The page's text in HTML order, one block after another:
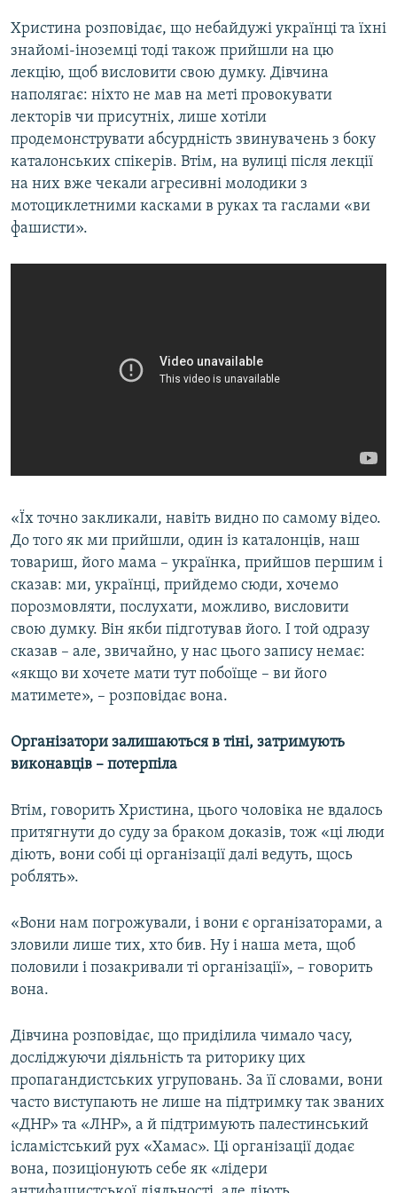
Христина розповідає, що небайдужі українці та їхні
знайомі-іноземці тоді також прийшли на цю
лекцію, щоб висловити свою думку. Дівчина
наполягає: ніхто не мав на меті провокувати
лекторів чи присутніх, лише хотіли
продемонструвати абсурдність звинувачень з боку
каталонських спікерів. Втім, на вулиці після лекції
на них вже чекали агресивні молодики з
мотоциклетними касками в руках та гаслами «ви
фашисти».
«Їх точно закликали, навіть видно по самому відео.
До того як ми прийшли, один із каталонців, наш
товариш, його мама – українка, прийшов першим і
сказав: ми, українці, прийдемо сюди, хочемо
порозмовляти, послухати, можливо, висловити
свою думку. Він якби підготував його. І той одразу
сказав – але, звичайно, у нас цього запису немає:
«якщо ви хочете мати тут побоїще – ви його
матимете», – розповідає вона.
Організатори залишаються в тіні, затримують
виконавців – потерпіла
Втім, говорить Христина, цього чоловіка не вдалось
притягнути до суду за браком доказів, тож «ці люди
діють, вони собі ці організації далі ведуть, щось
роблять».
«Вони нам погрожували, і вони є організаторами, а
зловили лише тих, хто бив. Ну і наша мета, щоб
половили і позакривали ті організації», – говорить
вона.
Дівчина розповідає, що приділила чимало часу,
досліджуючи діяльність та риторику цих
пропагандистських угруповань. За її словами, вони
часто виступають не лише на підтримку так званих
«ДНР» та «ЛНР», а й підтримують палестинський
ісламістський рух «Хамас». Ці організації додає
вона, позиціонують себе як «лідери